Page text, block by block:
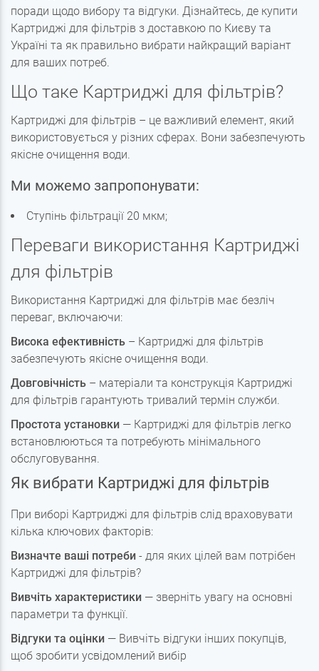
поради щодо вибору та відгуки. Дізнайтесь, де купити
Картриджі для фільтрів з доставкою по Києву та
Україні та як правильно вибрати найкращий варіант
для ваших потреб.
Що таке Картриджі для фільтрів?
Картриджі для фільтрів – це важливий елемент, який
використовується у різних сферах. Вони забезпечують
якісне очищення води.
Ми можемо запропонувати:
Ступінь фільтрації 20 мкм;
Переваги використання Картриджі
для фільтрів
Використання Картриджі для фільтрів має безліч
переваг, включаючи:
Висока ефективність – Картриджі для фільтрів
забезпечують якісне очищення води.
Довговічність – матеріали та конструкція Картриджі
для фільтрів гарантують тривалий термін служби.
Простота установки — Картриджі для фільтрів легко
встановлюються та потребують мінімального
обслуговування.
Як вибрати Картриджі для фільтрів
При виборі Картриджі для фільтрів слід враховувати
кілька ключових факторів:
Визначте ваші потреби - для яких цілей вам потрібен
Картриджі для фільтрів?
Вивчіть характеристики — зверніть увагу на основні
параметри та функції.
Відгуки та оцінки — Вивчіть відгуки інших покупців,
щоб зробити усвідомлений вибір